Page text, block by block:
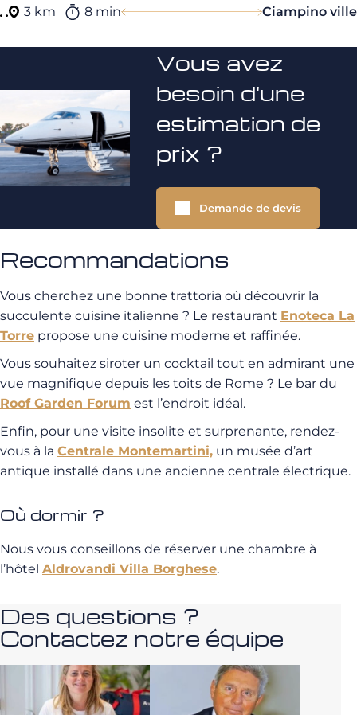
3 km
8 min Ciampino ville
Vous avez
besoin d'une
estimation de
prix ?
Demande de devis
Recommandations
Vous cherchez une bonne trattoria où découvrir la
succulente cuisine italienne ? Le restaurant Enoteca La
Torre propose une cuisine moderne et raffinée.
Vous souhaitez siroter un cocktail tout en admirant une
vue magnifique depuis les toits de Rome ? Le bar du
Roof Garden Forum est l’endroit idéal.
Enfin, pour une visite insolite et surprenante, rendez-
vous à la Centrale Montemartini, un musée d’art
antique installé dans une ancienne centrale électrique.
Où dormir ?
Nous vous conseillons de réserver une chambre à
l’hôtel Aldrovandi Villa Borghese.
Des questions ?
Contactez notre équipe